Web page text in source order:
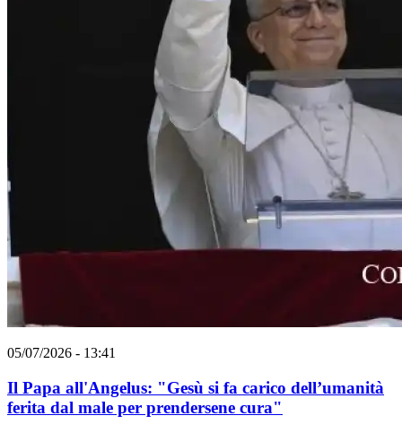
05/07/2026 - 13:41
Il Papa all'Angelus: "Gesù si fa carico dell’umanità
ferita dal male per prendersene cura"